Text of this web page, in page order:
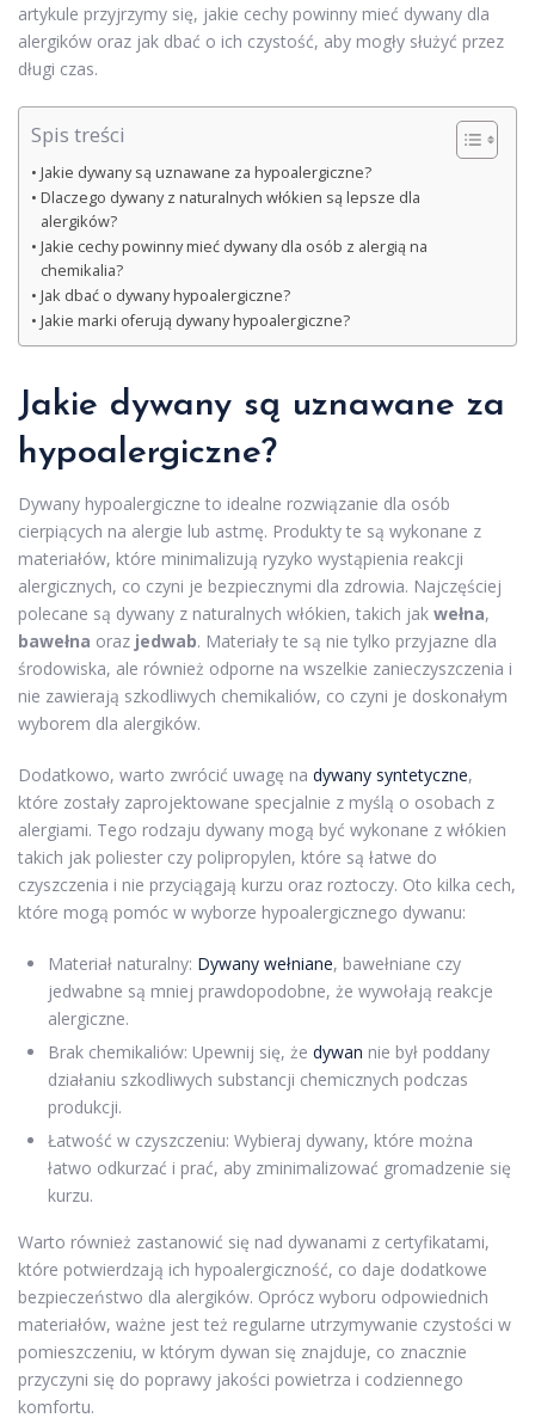
artykule przyjrzymy się, jakie cechy powinny mieć dywany dla
alergików oraz jak dbać o ich czystość, aby mogły służyć przez
długi czas.
Spis treści
Jakie dywany są uznawane za hypoalergiczne?
Dlaczego dywany z naturalnych włókien są lepsze dla
alergików?
Jakie cechy powinny mieć dywany dla osób z alergią na
chemikalia?
Jak dbać o dywany hypoalergiczne?
Jakie marki oferują dywany hypoalergiczne?
Jakie dywany są uznawane za
hypoalergiczne?
Dywany hypoalergiczne to idealne rozwiązanie dla osób
cierpiących na alergie lub astmę. Produkty te są wykonane z
materiałów, które minimalizują ryzyko wystąpienia reakcji
alergicznych, co czyni je bezpiecznymi dla zdrowia. Najczęściej
polecane są dywany z naturalnych włókien, takich jak wełna,
bawełna oraz jedwab. Materiały te są nie tylko przyjazne dla
środowiska, ale również odporne na wszelkie zanieczyszczenia i
nie zawierają szkodliwych chemikaliów, co czyni je doskonałym
wyborem dla alergików.
Dodatkowo, warto zwrócić uwagę na dywany syntetyczne,
które zostały zaprojektowane specjalnie z myślą o osobach z
alergiami. Tego rodzaju dywany mogą być wykonane z włókien
takich jak poliester czy polipropylen, które są łatwe do
czyszczenia i nie przyciągają kurzu oraz roztoczy. Oto kilka cech,
które mogą pomóc w wyborze hypoalergicznego dywanu:
Materiał naturalny: Dywany wełniane, bawełniane czy
jedwabne są mniej prawdopodobne, że wywołają reakcje
alergiczne.
Brak chemikaliów: Upewnij się, że dywan nie był poddany
działaniu szkodliwych substancji chemicznych podczas
produkcji.
Łatwość w czyszczeniu: Wybieraj dywany, które można
łatwo odkurzać i prać, aby zminimalizować gromadzenie się
kurzu.
Warto również zastanowić się nad dywanami z certyfikatami,
które potwierdzają ich hypoalergiczność, co daje dodatkowe
bezpieczeństwo dla alergików. Oprócz wyboru odpowiednich
materiałów, ważne jest też regularne utrzymywanie czystości w
pomieszczeniu, w którym dywan się znajduje, co znacznie
przyczyni się do poprawy jakości powietrza i codziennego
komfortu.